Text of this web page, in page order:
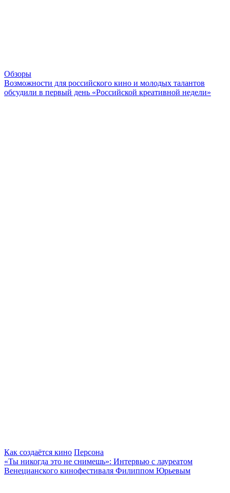
Обзоры
Возможности для российского кино и молодых талантов
обсудили в первый день «Российской креативной недели»
Как создаётся кино Персона
«Ты никогда это не снимешь»: Интервью с лауреатом
Венецианского кинофестиваля Филиппом Юрьевым